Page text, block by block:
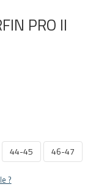
PRO II
44-45 46-47
?